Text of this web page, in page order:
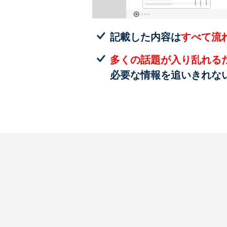
記載した内容はすべて流
多くの話題が入り乱れる
必要な情報を追いきれな